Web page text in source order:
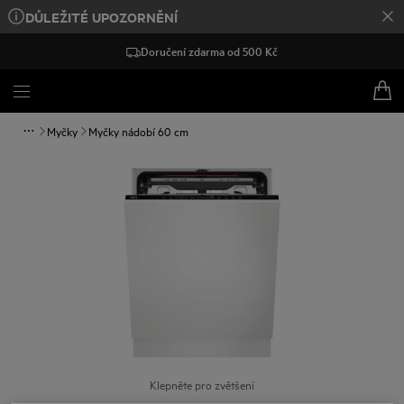
DŮLEŽITÉ UPOZORNĚNÍ
Doručení zdarma od 500 Kč
Myčky Myčky nádobí 60 cm
Klepněte pro zvětšení